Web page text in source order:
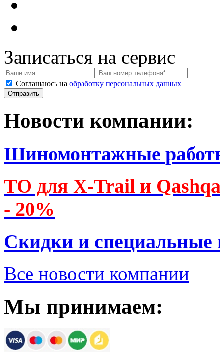
Записаться на сервис
Соглашаюсь на обработку персональных данных
Новости компании:
Шиномонтажные
ТО для X-Trail и
- 20%
Скидки и специальные
Все новости компании
Мы принимаем: